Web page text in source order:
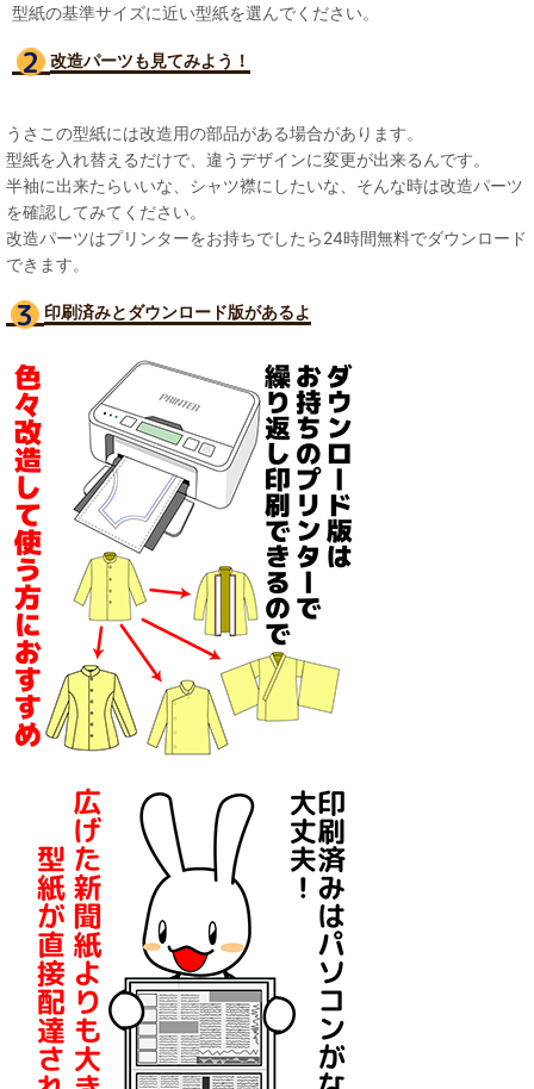
型紙の基準サイズに近い型紙を選んでください。
改造パーツも見てみよう！
うさこの型紙には改造用の部品がある場合があります。
型紙を入れ替えるだけで、違うデザインに変更が出来るんです。
半袖に出来たらいいな、シャツ襟にしたいな、そんな時は改造パーツ
を確認してみてください。
改造パーツはプリンターをお持ちでしたら24時間無料でダウンロード
できます。
印刷済みとダウンロード版があるよ